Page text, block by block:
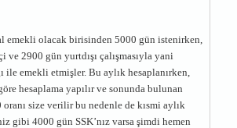
emekli olacak birisinden 5000 gün istenirken,
2900 gün yurtdışı çalışmasıyla yani
ile emekli etmişler. Bu aylık hesaplanırken,
hesaplama yapılır ve sonunda bulunan
size verilir bu nedenle de kısmi aylık
gibi 4000 gün SSK’nız varsa şimdi hemen